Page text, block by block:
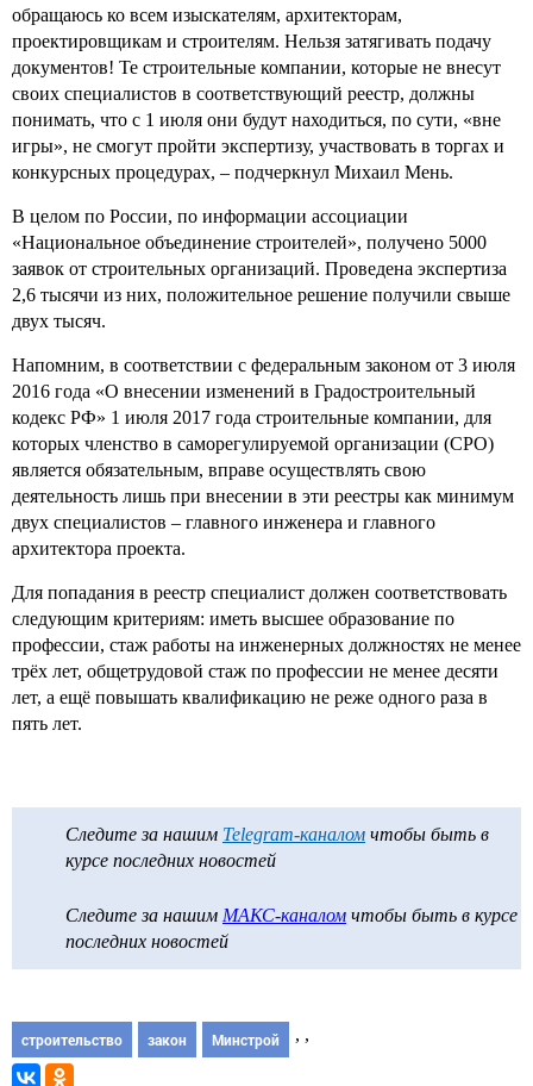
обращаюсь ко всем изыскателям, архитекторам,
проектировщикам и строителям. Нельзя затягивать подачу
документов! Те строительные компании, которые не внесут
своих специалистов в соответствующий реестр, должны
понимать, что с 1 июля они будут находиться, по сути, «вне
игры», не смогут пройти экспертизу, участвовать в торгах и
конкурсных процедурах, – подчеркнул Михаил Мень.
В целом по России, по информации ассоциации
«Национальное объединение строителей», получено 5000
заявок от строительных организаций. Проведена экспертиза
2,6 тысячи из них, положительное решение получили свыше
двух тысяч.
Напомним, в соответствии с федеральным законом от 3 июля
2016 года «О внесении изменений в Градостроительный
кодекс РФ» 1 июля 2017 года строительные компании, для
которых членство в саморегулируемой организации (СРО)
является обязательным, вправе осуществлять свою
деятельность лишь при внесении в эти реестры как минимум
двух специалистов – главного инженера и главного
архитектора проекта.
Для попадания в реестр специалист должен соответствовать
следующим критериям: иметь высшее образование по
профессии, стаж работы на инженерных должностях не менее
трёх лет, общетрудовой стаж по профессии не менее десяти
лет, а ещё повышать квалификацию не реже одного раза в
пять лет.
Следите за нашим Telegram-каналом чтобы быть в
курсе последних новостей
Следите за нашим МАКС-каналом чтобы быть в курсе
последних новостей
строительство ,
закон ,
Минстрой